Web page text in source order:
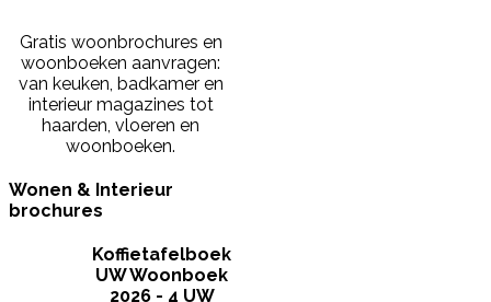
Gratis woonbrochures en
woonboeken aanvragen:
van keuken, badkamer en
interieur magazines tot
haarden, vloeren en
woonboeken.
Wonen & Interieur
brochures
Koffietafelboek
UW Woonboek
2026 - 4 UW